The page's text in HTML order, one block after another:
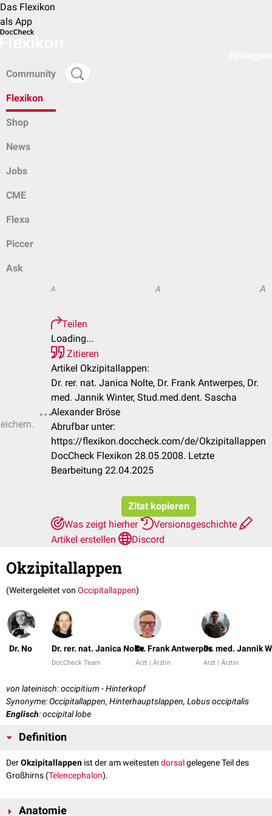
Das Flexikon
als App
Community
Flexikon
Shop
News
Jobs
CME
Flexa
Piccer
Ask
A A A
Teilen
Loading...
Zitieren
Artikel Okzipitallappen:
Dr. rer. nat. Janica Nolte, Dr. Frank Antwerpes, Dr.
med. Jannik Winter, Stud.med.dent. Sascha
Alexander Bröse
Abrufbar unter:
https://flexikon.doccheck.com/de/Okzipitallappen
DocCheck Flexikon 28.05.2008. Letzte
Bearbeitung 22.04.2025
Zitat kopieren
Was zeigt hierher
Versionsgeschichte
Artikel erstellen
Discord
Okzipitallappen
(Weitergeleitet von Occipitallappen)
Dr. No Dr. rer. nat. Janica Nolte
DocCheck Team
Dr. Frank Antwerpes
Arzt | Ärztin
Dr. med. Jannik
Arzt | Ärztin
von lateinisch: occipitium - Hinterkopf
Synonyme: Occipitallappen, Hinterhauptslappen, Lobus occipitalis
Englisch: occipital lobe
Definition
DerOkzipitallappen ist der am weitesten dorsalgelegene Teil des
Großhirns (Telencephalon).
Anatomie